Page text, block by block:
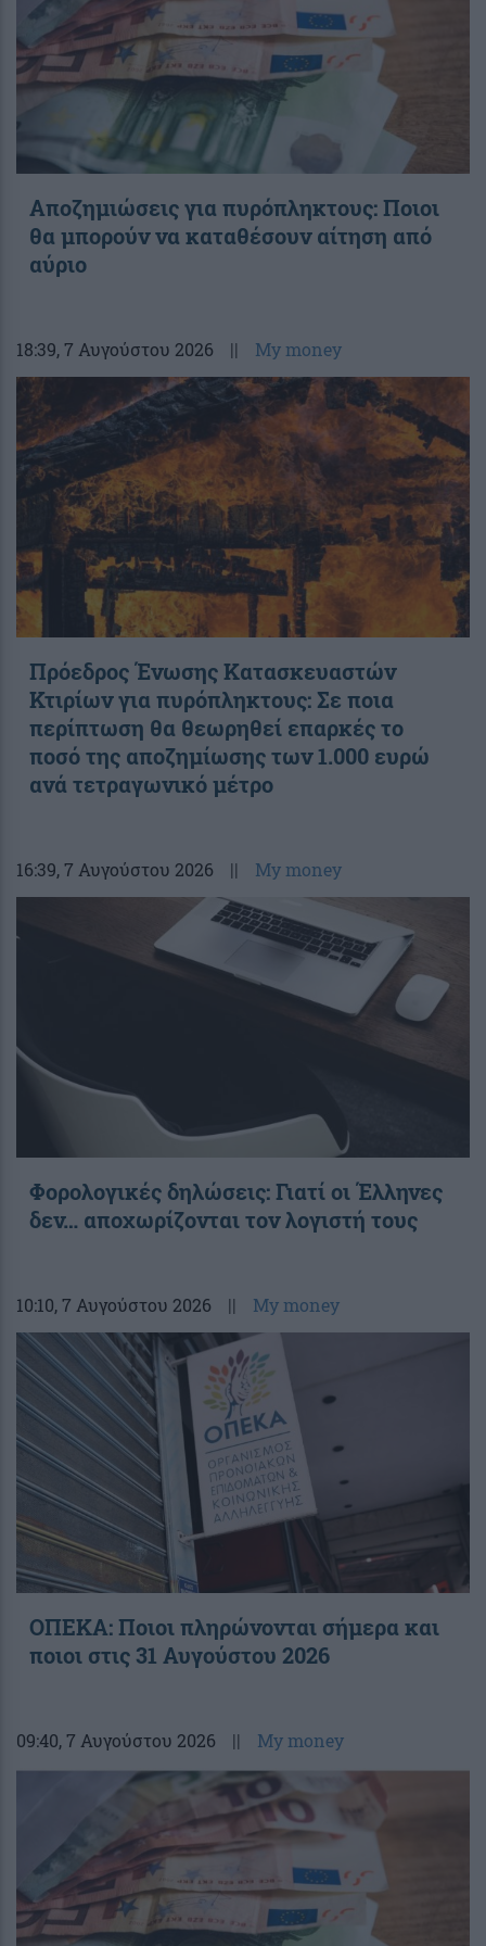
Αποζημιώσεις για πυρόπληκτους: Ποιοι
θα μπορούν να καταθέσουν αίτηση από
αύριο
18:39, 7 Αυγούστου 2026 || My money
Πρόεδρος Ένωσης Κατασκευαστών
Κτιρίων για πυρόπληκτους: Σε ποια
περίπτωση θα θεωρηθεί επαρκές το
ποσό της αποζημίωσης των 1.000 ευρώ
ανά τετραγωνικό μέτρο
16:39, 7 Αυγούστου 2026 || My money
Φορολογικές δηλώσεις: Γιατί οι Έλληνες
δεν… αποχωρίζονται τον λογιστή τους
10:10, 7 Αυγούστου 2026 || My money
ΟΠΕΚΑ: Ποιοι πληρώνονται σήμερα και
ποιοι στις 31 Αυγούστου 2026
09:40, 7 Αυγούστου 2026 || My money